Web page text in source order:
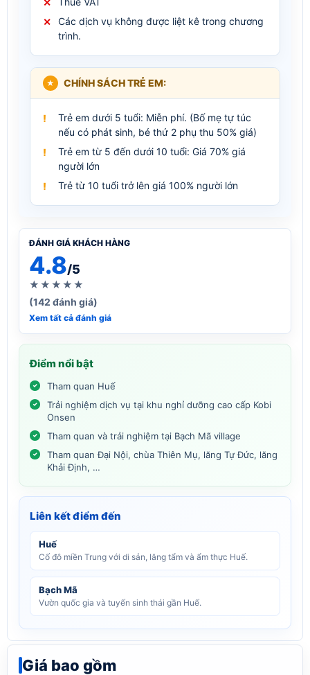
Các dịch vụ không được liệt kê trong chương
trình.
CHÍNH SÁCH TRẺ EM:
Trẻ em dưới 5 tuổi: Miễn phí. (Bố mẹ tự túc
nếu có phát sinh, bé thứ 2 phụ thu 50% giá)
Trẻ em từ 5 đến dưới 10 tuổi: Giá 70% giá
người lớn
Trẻ từ 10 tuổi trở lên giá 100% người lớn
ĐÁNH GIÁ KHÁCH HÀNG
4.8/5
★★★★★
(142 đánh giá)
Xem tất cả đánh giá
Điểm nổi bật
Tham quan Huế
Trải nghiệm dịch vụ tại khu nghỉ dưỡng cao cấp Kobi
Onsen
Tham quan và trải nghiệm tại Bạch Mã village
Tham quan Đại Nội, chùa Thiên Mụ, lăng Tự Đức, lăng
Khải Định, …
Liên kết điểm đến
Huế
Cố đô miền Trung với di sản, lăng tẩm và ẩm thực Huế.
Bạch Mã
Vườn quốc gia và tuyến sinh thái gần Huế.
Giá bao gồm